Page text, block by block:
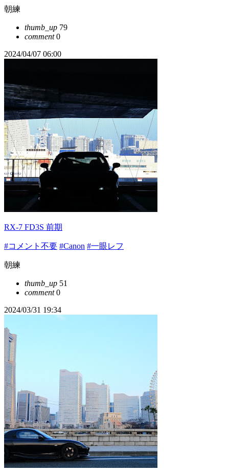
朝練
thumb_up 79
comment0
2024/04/07 06:00
RX-7 FD3S 前期
#コメント不要 #Canon #一眼レフ
朝練
thumb_up 51
comment0
2024/03/31 19:34